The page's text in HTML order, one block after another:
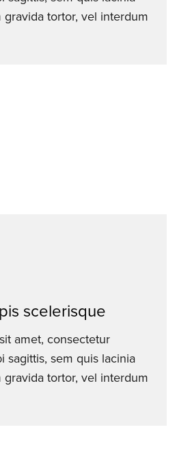
tortor, vel interdum
scelerisque
amet, consectetur
sagittis, sem quis lacinia
tortor, vel interdum